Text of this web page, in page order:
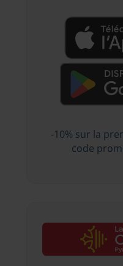
-10% sur la
code